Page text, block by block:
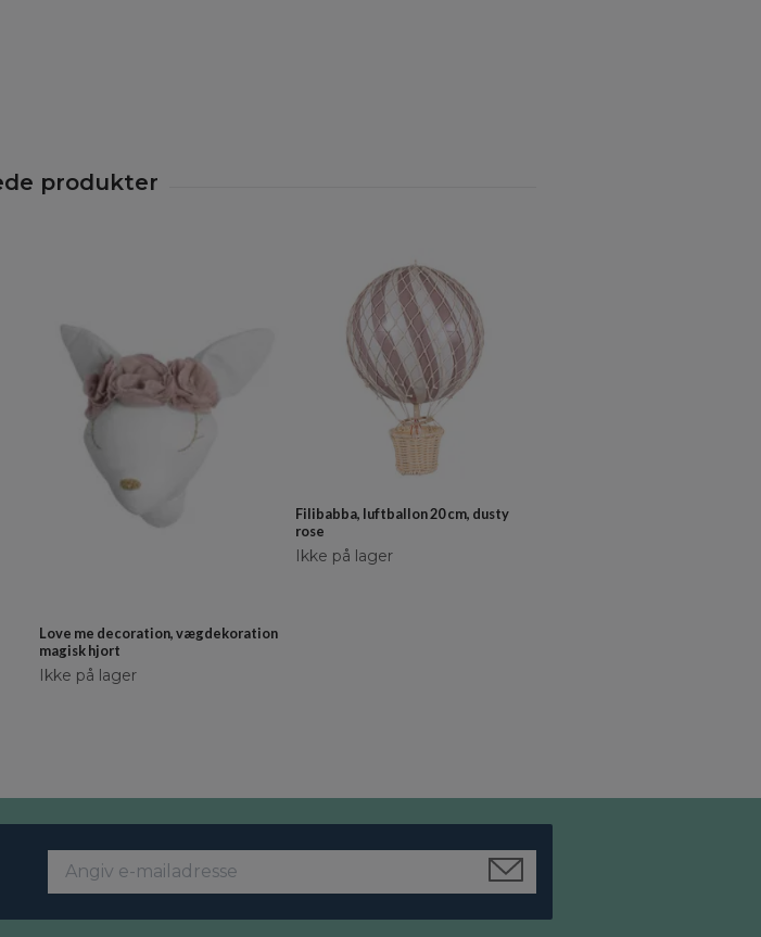
Love me decoration, vægdekoration
magisk hjort
Ikke på lager
Filibabba, luftballon 20 cm, dusty
rose
Ikke på lager